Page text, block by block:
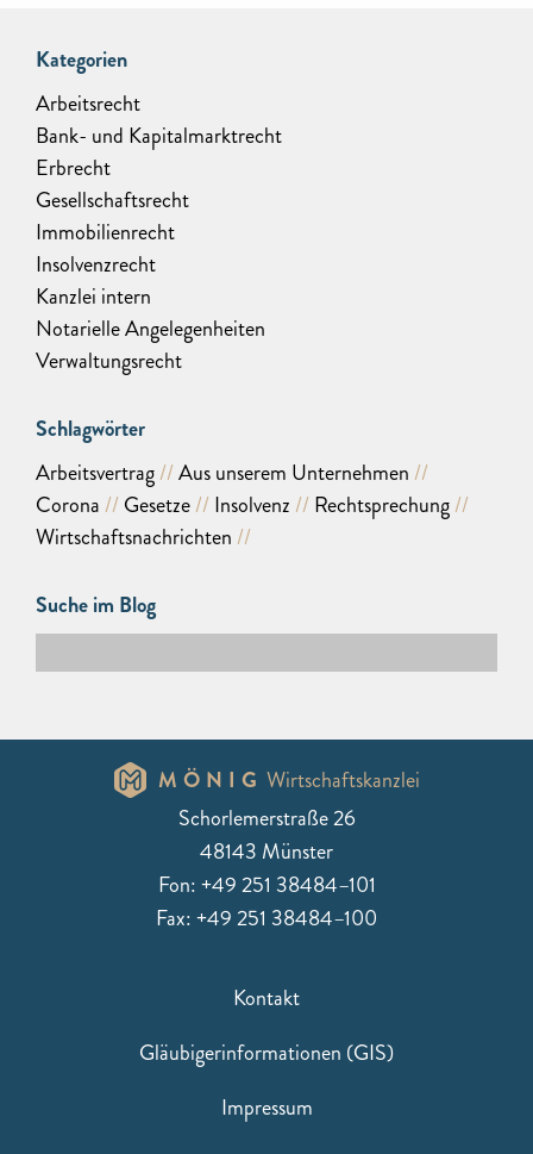
Kategorien
Arbeitsrecht
Bank- und Kapitalmarktrecht
Erbrecht
Gesellschaftsrecht
Immobilienrecht
Insolvenzrecht
Kanzlei intern
Notarielle Angelegenheiten
Verwaltungsrecht
Schlagwörter
Arbeitsvertrag
Aus unserem Unternehmen
Corona
Gesetze Insolvenz
Rechtsprechung
Wirtschaftsnachrichten
Suche im Blog
MÖNIG Wirtschaftskanzlei
Schorlemerstraße 26
48143 Münster
Fon: +49 251 38484–101
Fax: +49 251 38484–100
Kontakt
Gläubigerinformationen (GIS)
Impressum